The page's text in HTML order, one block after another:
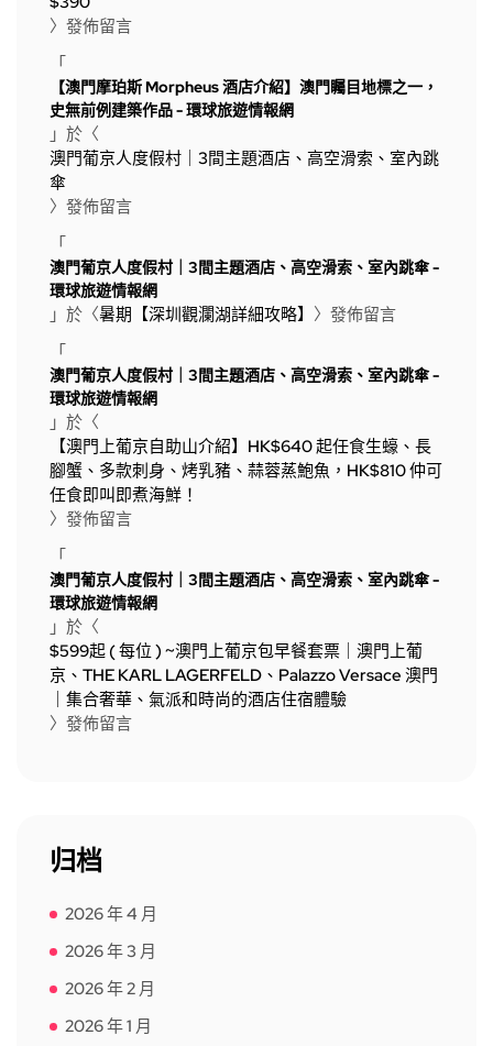
〉發佈留言
「
【澳門摩珀斯 Morpheus 酒店介紹】澳門矚目地標之一，
史無前例建築作品 - 環球旅遊情報網
」於〈
澳門葡京人度假村｜3間主題酒店、高空滑索、室內跳
傘
〉發佈留言
「
澳門葡京人度假村｜3間主題酒店、高空滑索、室內跳傘 -
環球旅遊情報網
」於〈暑期【深圳觀瀾湖詳細攻略】 〉發佈留言
「
澳門葡京人度假村｜3間主題酒店、高空滑索、室內跳傘 -
環球旅遊情報網
」於〈
【澳門上葡京自助山介紹】HK$640 起任食生蠔、長
腳蟹、多款刺身、烤乳豬、蒜蓉蒸鮑魚，HK$810 仲可
任食即叫即煮海鮮！
〉發佈留言
「
澳門葡京人度假村｜3間主題酒店、高空滑索、室內跳傘 -
環球旅遊情報網
」於〈
$599起 ( 每位 ) ~澳門上葡京包早餐套票｜澳門上葡
京、THE KARL LAGERFELD、Palazzo Versace 澳門
｜集合奢華、氣派和時尚的酒店住宿體驗
〉發佈留言
归档
2026 年 4 月
2026 年 3 月
2026 年 2 月
2026 年 1 月